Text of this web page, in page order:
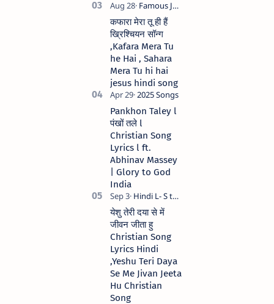
कफारा मेरा तू ही हैं
ख्रिश्चियन सॉन्ग
,Kafara Mera Tu
he Hai , Sahara
Mera Tu hi hai
jesus hindi song
Pankhon Taley l
पंखों तले l
Christian Song
Lyrics l ft.
Abhinav Massey
| Glory to God
India
येशु तेरी दया से में
जीवन जीता हु
Christian Song
Lyrics Hindi
,Yeshu Teri Daya
Se Me Jivan Jeeta
Hu Christian
Song